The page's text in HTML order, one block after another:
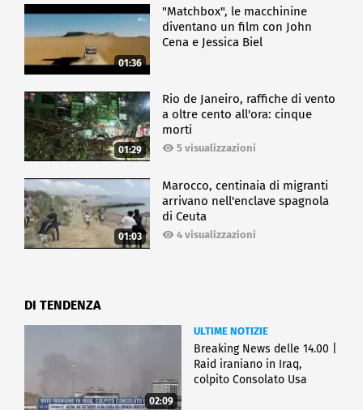
01:36
"Matchbox", le macchinine
diventano un film con John
Cena e Jessica Biel
01:29
Rio de Janeiro, raffiche di vento
a oltre cento all'ora: cinque
morti
5 visualizzazioni
01:03
Marocco, centinaia di migranti
arrivano nell'enclave spagnola
di Ceuta
4 visualizzazioni
DI TENDENZA
02:09
ULTIME NOTIZIE
Breaking News delle 14.00 |
Raid iraniano in Iraq,
colpito Consolato Usa